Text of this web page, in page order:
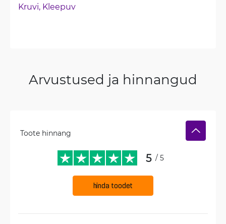
Kruvi, Kleepuv
Arvustused ja hinnangud
Toote hinnang
5 / 5
hinda toodet